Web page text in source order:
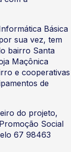
Básica
sua vez, tem
bairro Santa
Maçônica
e cooperativas
de
do projeto,
Social
67 98463